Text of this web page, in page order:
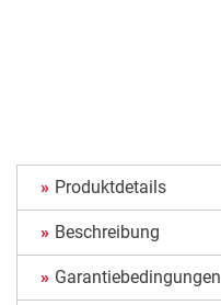
Produktdetails
Beschreibung
Garantiebedingungen